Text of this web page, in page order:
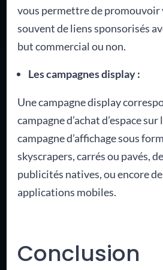
vous permettre de promouvoir
souvent de liens sponsorisés
but commercial ou non.
Les campagnes display :
Une campagne display
campagne d’achat d’espace sur
campagne d’affichage sous
skyscrapers, carrés ou pavés,
publicités natives, ou encore
applications mobiles.
Conclusion